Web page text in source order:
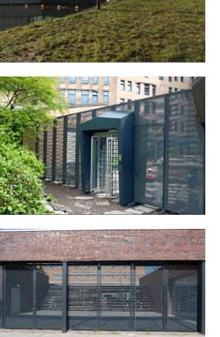
GEMAAL IN VEESSEN/WAPENVELD
ING AMSTERDAMSE POORT IN AMSTERDAM